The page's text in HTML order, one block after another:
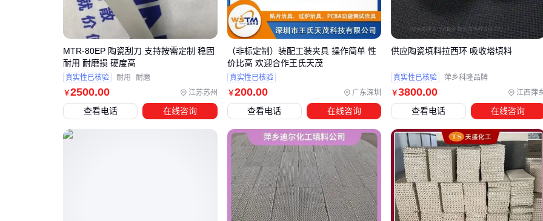
耐酸
碱性
耐HF酸外的所
有酸碱
耐弱酸弱碱；耐弱酸
1400℃；900℃
孔隙
率
45%-60% 30%-50%；70%-90%
抗压
强度
85MPa 60MPa；40MPa
适用
强腐蚀性废气处
石化催化床支撑；常规污
￥2500.00 江苏苏州
MTR-80EP 陶瓷刮刀 支持按需定制 稳固
耐用 耐磨损 硬度高
真实性已核验 耐用 耐磨
查看电话 在线咨询
￥200.00 广东深圳
（非标定制）装配工装夹具 操作简单 性
价比高 欢迎合作王氏天茂
真实性已核验
查看电话 在线咨询
￥3800.00 江西萍
供应陶瓷填料拉西环 吸收塔填料
真实性已核验 萍乡科隆品牌
查看电话 在线咨询